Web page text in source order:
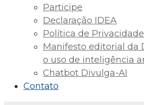
Participe
Declaração IDEA
Política de Privacidade
Manifesto editorial da
o uso de inteligência
Chatbot Divulga-AI
Contato